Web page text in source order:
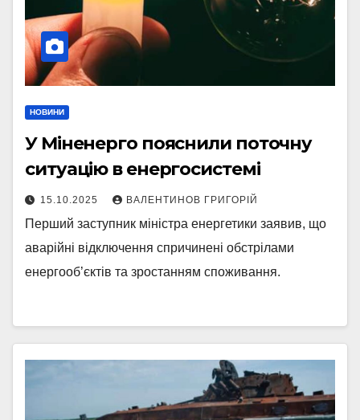
НОВИНИ
У Міненерго пояснили поточну
ситуацію в енергосистемі
15.10.2025 ВАЛЕНТИНОВ ГРИГОРІЙ
Перший заступник міністра енергетики заявив, що
аварійні відключення спричинені обстрілами
енергооб’єктів та зростанням споживання.